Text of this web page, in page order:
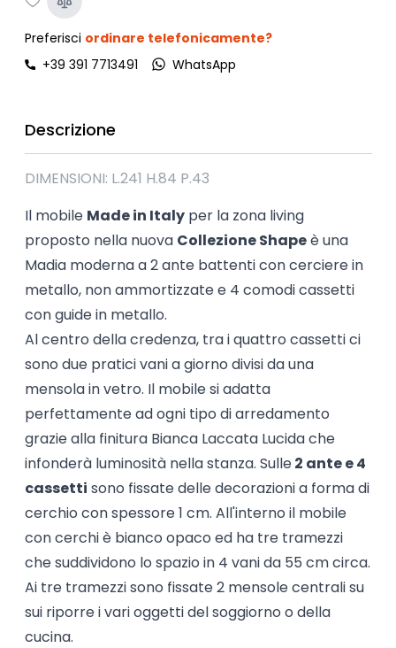
Preferisci ordinare telefonicamente?
+39 391 7713491
WhatsApp
Descrizione
DIMENSIONI: L.241 H.84 P.43
Il mobile Made in Italyper la zona living
proposto nella nuova Collezione Shapeè una
Madia moderna a 2 ante battenti con cerciere in
metallo, non ammortizzate e 4 comodi cassetti
con guide in metallo.
Al centro della credenza, tra i quattro cassetti ci
sono due pratici vani a giorno divisi da una
mensola in vetro. Il mobile si adatta
perfettamente ad ogni tipo di arredamento
grazie alla finitura Bianca Laccata Lucida che
infonderà luminosità nella stanza. Sulle2 ante e 4
cassetti sono fissate delle decorazioni a forma di
cerchio con spessore 1 cm. All'interno il mobile
con cerchi è bianco opaco ed ha tre tramezzi
che suddividono lo spazio in 4 vani da 55 cm circa.
Ai tre tramezzi sono fissate 2 mensole centrali su
sui riporre i vari oggetti del soggiorno o della
cucina.